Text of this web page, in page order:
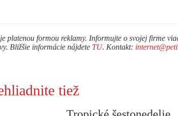
platenou formou reklamy. Informujte o svojej firme
Bližšie informácie nájdete TU. Kontakt:
tiež